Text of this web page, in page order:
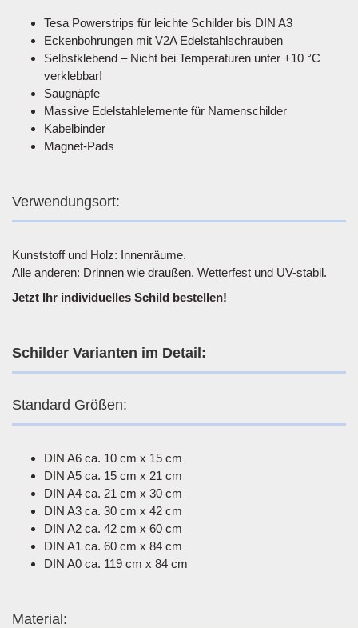
Tesa Powerstrips für leichte Schilder bis DIN A3
Eckenbohrungen mit V2A Edelstahlschrauben
Selbstklebend – Nicht bei Temperaturen unter +10 °C
verklebbar!
Saugnäpfe
Massive Edelstahlelemente für Namenschilder
Kabelbinder
Magnet-Pads
Verwendungsort:
Kunststoff und Holz: Innenräume.
Alle anderen: Drinnen wie draußen. Wetterfest und UV-stabil.
Jetzt Ihr individuelles Schild bestellen!
Schilder Varianten im Detail:
Standard Größen:
DIN A6 ca. 10 cm x 15 cm
DIN A5 ca. 15 cm x 21 cm
DIN A4 ca. 21 cm x 30 cm
DIN A3 ca. 30 cm x 42 cm
DIN A2 ca. 42 cm x 60 cm
DIN A1 ca. 60 cm x 84 cm
DIN A0 ca. 119 cm x 84 cm
Material: